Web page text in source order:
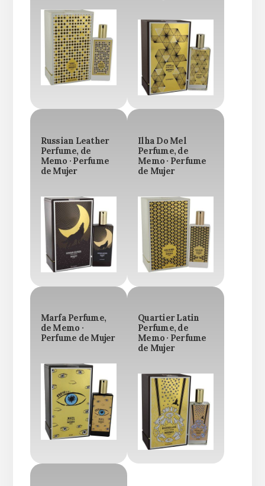
Russian Leather
Perfume, de
Memo · Perfume
de Mujer
Ilha Do Mel
Perfume, de
Memo · Perfume
de Mujer
Marfa Perfume,
de Memo ·
Perfume de Mujer
Quartier Latin
Perfume, de
Memo · Perfume
de Mujer